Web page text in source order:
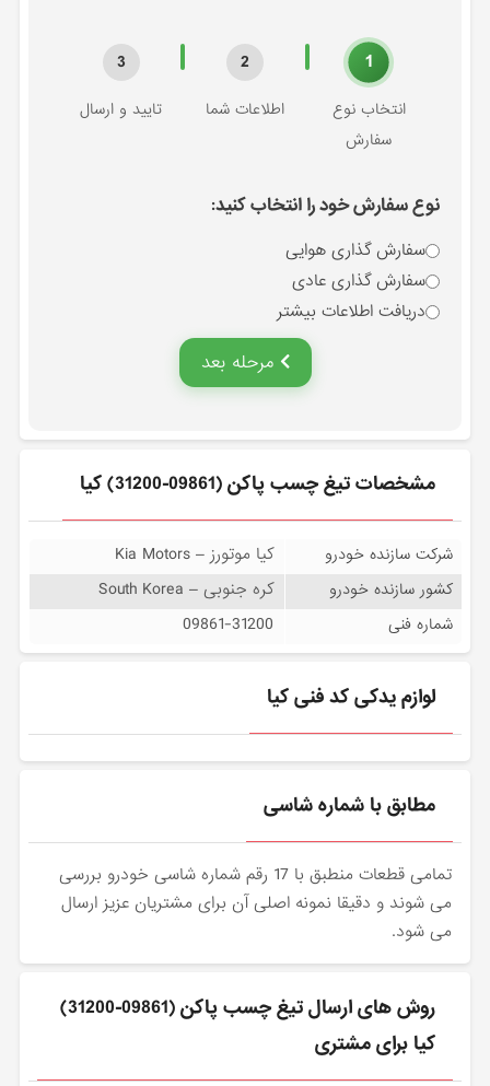
1
انتخاب نوع
سفارش
2
اطلاعات شما
3
تایید و ارسال
نوع سفارش خود را انتخاب کنید:
سفارش گذاری هوایی
سفارش گذاری عادی
دریافت اطلاعات بیشتر
مرحله بعد
مشخصات تيغ چسب پاكن (09861-31200) کیا
شرکت سازنده خودرو کیا موتورز – Kia Motors
کشور سازنده خودرو کره جنوبی – South Korea
شماره فنی 09861-31200
لوازم یدکی کد فنی کیا
مطابق با شماره شاسی
تمامی قطعات منطبق با 17 رقم شماره شاسی خودرو بررسی
می شوند و دقیقا نمونه اصلی آن برای مشتریان عزیز ارسال
می شود.
روش های ارسال تيغ چسب پاكن (09861-31200)
کیا برای مشتری